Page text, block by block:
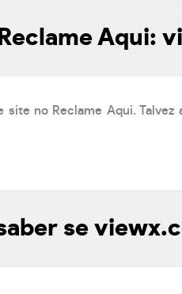
Reclame Aqui:
site no Reclame Aqui.
se